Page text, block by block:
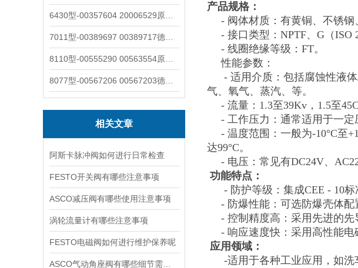
相关文章
阿斯卡脉冲阀如何进行日常检查
FESTO开关阀有哪些注意事项
ASCO减压阀有哪些使用注意事项
涡轮流量计有哪些注意事项
FESTO电磁阀如何进行维护保养呢
产品规格：
- 阀体材质：有黄铜、不锈钢
- 接口类型：NPTF、G（ISO
- 线圈绝缘等级：FT。
性能参数：
- 适用介质：包括腐蚀性液
气、氧气、蒸汽、等。
- 流量：1.3至39Kv，1.5至
- 工作压力：通常适用于一定
- 温度范围：一般为-10°C至
达99°C。
- 电压：常见有DC24V、
功能特点：
- 防护等级：集成CEE - 10
- 防爆性能：可选防爆壳体配
- 控制精度高：采用先进的先
- 响应速度快：采用高性能电
应用领域：
-适用于各种工业应用，如